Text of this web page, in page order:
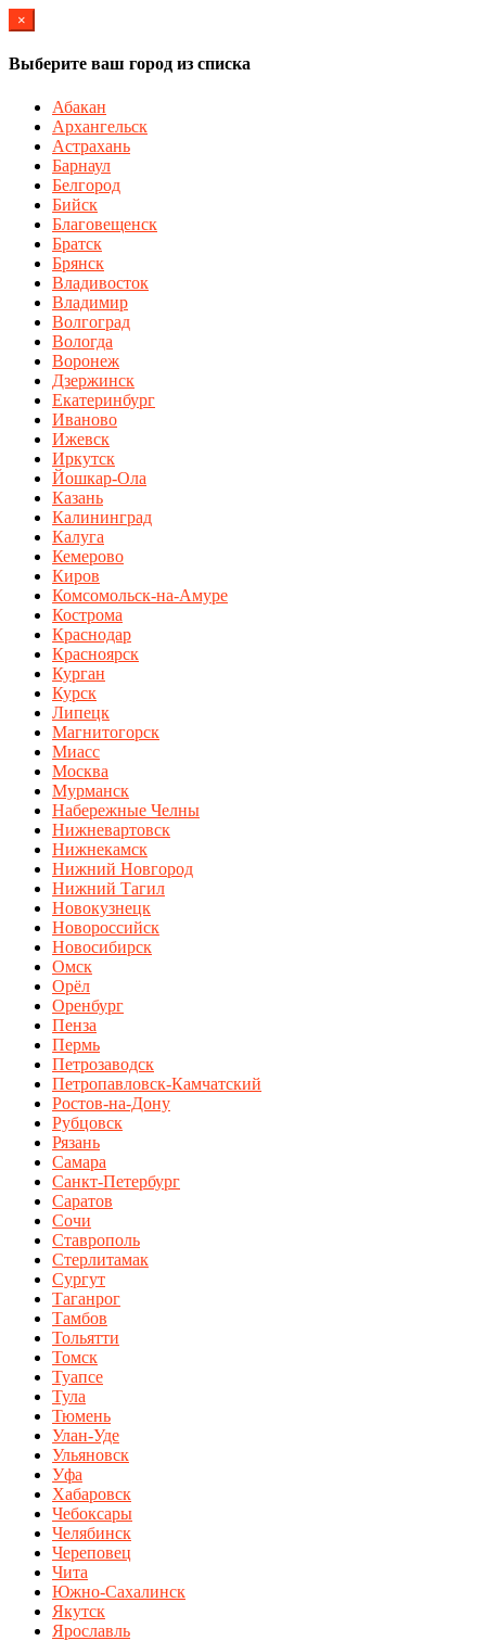
×
Выберите ваш город из списка
Абакан
Архангельск
Астрахань
Барнаул
Белгород
Бийск
Благовещенск
Братск
Брянск
Владивосток
Владимир
Волгоград
Вологда
Воронеж
Дзержинск
Екатеринбург
Иваново
Ижевск
Иркутск
Йошкар-Ола
Казань
Калининград
Калуга
Кемерово
Киров
Комсомольск-на-Амуре
Кострома
Краснодар
Красноярск
Курган
Курск
Липецк
Магнитогорск
Миасс
Москва
Мурманск
Набережные Челны
Нижневартовск
Нижнекамск
Нижний Новгород
Нижний Тагил
Новокузнецк
Новороссийск
Новосибирск
Омск
Орёл
Оренбург
Пенза
Пермь
Петрозаводск
Петропавловск-Камчатский
Ростов-на-Дону
Рубцовск
Рязань
Самара
Санкт-Петербург
Саратов
Сочи
Ставрополь
Стерлитамак
Сургут
Таганрог
Тамбов
Тольятти
Томск
Туапсе
Тула
Тюмень
Улан-Уде
Ульяновск
Уфа
Хабаровск
Чебоксары
Челябинск
Череповец
Чита
Южно-Сахалинск
Якутск
Ярославль